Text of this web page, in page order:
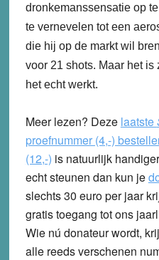
dronkemanssensatie op
te vernevelen tot een
die hij op de markt wil
voor 21 shots. Maar het
het echt werkt.
Meer lezen? Deze laatste
proefnummer (4,-)
(12,-) is natuurlijk
echt steunen dan kun je
slechts 30 euro per jaar
gratis toegang tot ons
Wie nú donateur wordt,
alle reeds verschenen